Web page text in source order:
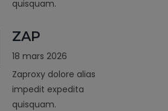
quisquam.
ZAP
18 mars 2026
Zaproxy dolore alias
impedit expedita
quisquam.